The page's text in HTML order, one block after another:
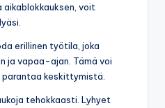
voit
erillinen työtila, joka
ja vapaa-ajan. Tämä voi
keskittymistä.
tehokkaasti. Lyhyet